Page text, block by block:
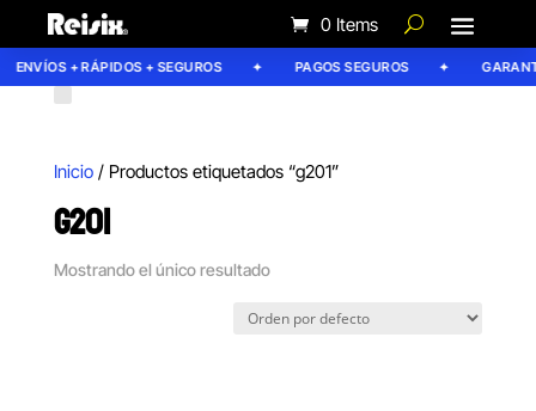
0 Items
ENVÍOS + RÁPIDOS + SEGUROS PAGOS SEGUROS
Inicio/ Productos etiquetados “g201”
G201
Mostrando el único resultado